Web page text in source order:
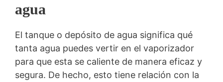
agua
El tanque o depósito de agua significa qué
tanta agua puedes vertir en el vaporizador
para que esta se caliente de manera eficaz y
segura. De hecho, esto tiene relación con la